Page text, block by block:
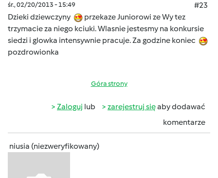
śr., 02/20/2013 - 15:49
#23
Dzieki dziewczyny
przekaze Juniorowi ze Wy tez
trzymacie za niego kciuki. Wlasnie jestesmy na konkursie
siedzi i glowka intensywnie pracuje. Za godzine koniec
pozdrowionka
Góra strony
Zaloguj lub zarejestruj sięaby dodawać
komentarze
niusia (niezweryfikowany)